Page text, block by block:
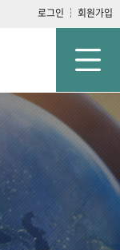
로그인 회원가입